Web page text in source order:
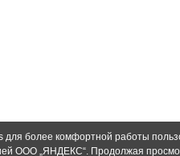
более комфортной работы
ООО „ЯНДЕКС“. Продолжая